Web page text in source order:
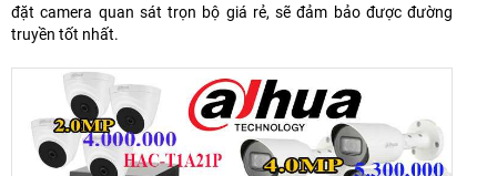
đặt camera quan sát trọn bộ giá rẻ, sẽ đảm bảo được đường
truyền tốt nhất.